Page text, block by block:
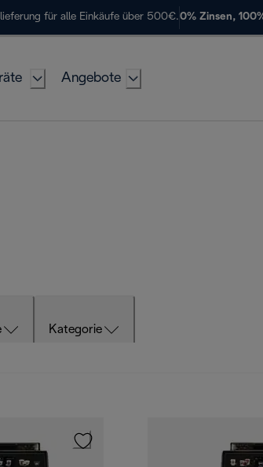
für alle Einkäufe über 500€.0% Zinsen,
Angebote
Kategorie